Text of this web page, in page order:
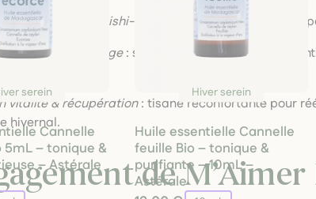
immunitaire reishi-astragale
: apport concentré
expectorant gorge: spray doux à utiliser en
vitalité & récupération: tisane réconfortante pour
hivernal.
deM’Aimer
serein
Cannelle
5mL – tonique &
– Astérale
Hiver serein
Huile essentielle Cannelle
feuille Bio – tonique &
purifiante – 10mL –
Astérale